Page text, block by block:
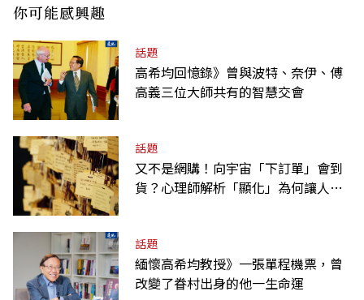
你可能感興趣
話題
高希均回憶錄》曾與波特、奈伊、傅
高義三位大師共有的智慧交會
話題
又不是網購！向宇宙「下訂單」會到
貨？心理師解析「顯化」為何讓人無
話題
緬懷高希均教授》一張單程機票，曾
改變了眷村出身的他一生命運